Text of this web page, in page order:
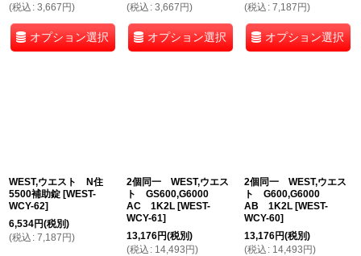
(税込 : 3,667円)
オプション選択
(税込 : 3,667円)
オプション選択
(税込 : 7,187円)
オプション選択
WEST,ウエスト N住
5500補助錠 [WEST-
WCY-62]
6,534円(税別)
(税込 : 7,187円)
2個同一 WEST,ウエス
ト GS600,G6000
AC 1K2L [WEST-
WCY-61]
13,176円(税別)
(税込 : 14,493円)
2個同一 WEST,ウエス
ト G600,G6000
AB 1K2L [WEST-
WCY-60]
13,176円(税別)
(税込 : 14,493円)